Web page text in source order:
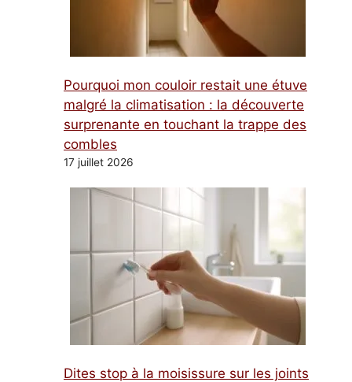
Pourquoi mon couloir restait une étuve
malgré la climatisation : la découverte
surprenante en touchant la trappe des
combles
17 juillet 2026
Dites stop à la moisissure sur les joints